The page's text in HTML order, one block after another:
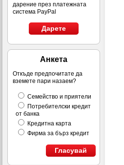
дарение през платежната
система PayPal
Дарете
Анкета
Откъде предпочитате да
вземете пари назаем?
Семейство и приятели
Потребителски кредит
от банка
Кредитна карта
Фирма за бърз кредит
Гласувай